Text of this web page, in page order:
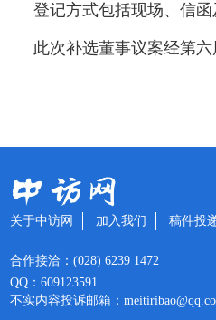
登记方式包括现场、信
此次补选董事议案经第
关于中访网 加入我们 稿件投
合作接洽：(028) 6239 1472
QQ：609123591
不实内容投诉邮箱：